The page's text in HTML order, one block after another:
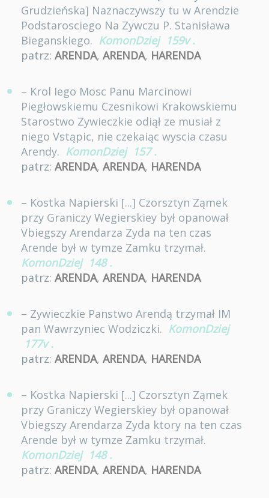
Grudzieńska] Naznaczywszy tu w Arendzie
Podstarosciego Na Zywczu P. Stanisława
Bieganskiego. KomonDziej 159v .
patrz: ARENDA, ARENDA, HARENDA
– Krol Iego Mosc Panu Marcinowi
Piegłowskiemu Czesnikowi Krakowskiemu
Starostwo Zywieczkie odiął ze musiał z
niego Vstąpic, nie czekaiąc wyscia czasu
Arendy. KomonDziej 157 .
patrz: ARENDA, ARENDA, HARENDA
– Kostka Napierski [...] Czorsztyn Ząmek
przy Graniczy Wegierskiey był opanował
Vbiegszy Arendarza Zyda na ten czas
Arende był w tymze Zamku trzymał.
KomonDziej 148 .
patrz: ARENDA, ARENDA, HARENDA
– Zywieczkie Panstwo Arendą trzymał IM
pan Wawrzyniec Wodziczki. KomonDziej
177v .
patrz: ARENDA, ARENDA, HARENDA
– Kostka Napierski [...] Czorsztyn Ząmek
przy Graniczy Wegierskiey był opanował
Vbiegszy Arendarza Zyda ktory na ten czas
Arende był w tymze Zamku trzymał.
KomonDziej 148 .
patrz: ARENDA, ARENDA, HARENDA